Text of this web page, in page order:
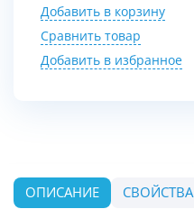
Добавить в корзину
Сравнить товар
Добавить в избранное
ОПИСАНИЕ СВОЙСТВА